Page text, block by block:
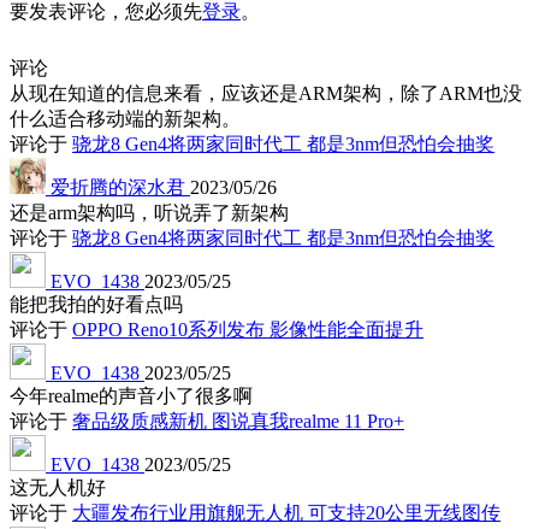
要发表评论，您必须先登录。
评论
从现在知道的信息来看，应该还是ARM架构，除了ARM也没
什么适合移动端的新架构。
评论于 骁龙8 Gen4将两家同时代工 都是3nm但恐怕会抽奖
爱折腾的深水君 2023/05/26
还是arm架构吗，听说弄了新架构
评论于 骁龙8 Gen4将两家同时代工 都是3nm但恐怕会抽奖
EVO_1438 2023/05/25
能把我拍的好看点吗
评论于 OPPO Reno10系列发布 影像性能全面提升
EVO_1438 2023/05/25
今年realme的声音小了很多啊
评论于 奢品级质感新机 图说真我realme 11 Pro+
EVO_1438 2023/05/25
这无人机好
评论于 大疆发布行业用旗舰无人机 可支持20公里无线图传